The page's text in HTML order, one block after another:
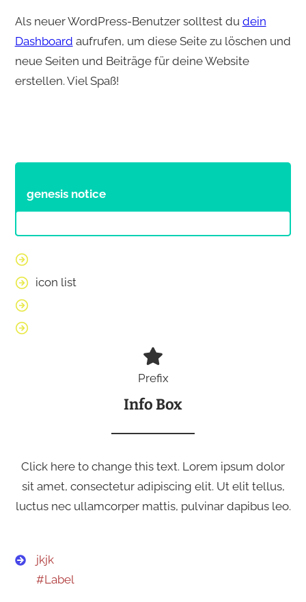
Als neuer WordPress-Benutzer solltest du dein
Dashboard aufrufen, um diese Seite zu löschen und
neue Seiten und Beiträge für deine Website
erstellen. Viel Spaß!
genesis notice
icon list
Prefix
Info Box
Click here to change this text. Lorem ipsum dolor
sit amet, consectetur adipiscing elit. Ut elit tellus,
luctus nec ullamcorper mattis, pulvinar dapibus leo.
jkjk
#Label